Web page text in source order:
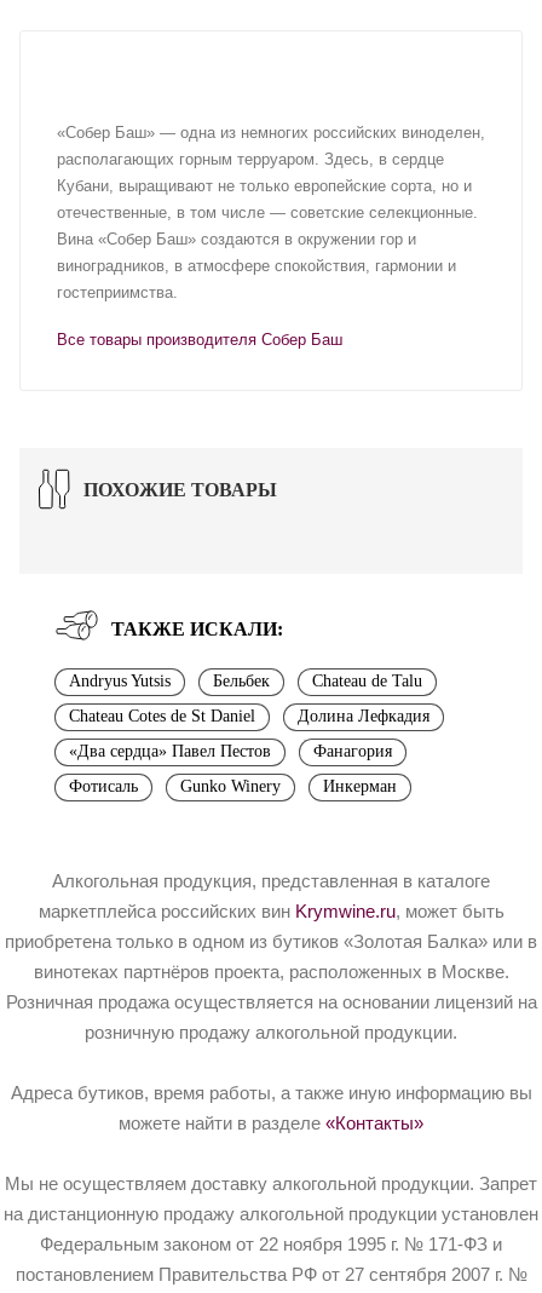
«Собер Баш» — одна из немногих российских виноделен,
располагающих горным терруаром. Здесь, в сердце
Кубани, выращивают не только европейские сорта, но и
отечественные, в том числе — советские селекционные.
Вина «Собер Баш» создаются в окружении гор и
виноградников, в атмосфере спокойствия, гармонии и
гостеприимства.
Все товары производителя Собер Баш
ПОХОЖИЕ ТОВАРЫ
ТАКЖЕ ИСКАЛИ:
Andryus Yutsis Бельбек
Chateau de Talu
Chateau Cotes de St Daniel
Долина Лефкадия
«Два сердца» Павел Пестов
Фанагория
Фотисаль
Gunko Winery Инкерман
Алкогольная продукция, представленная в каталоге
маркетплейса российских вин Krymwine.ru, может быть
приобретена только в одном из бутиков «Золотая Балка» или в
винотеках партнёров проекта, расположенных в Москве.
Розничная продажа осуществляется на основании лицензий на
розничную продажу алкогольной продукции.
Адреса бутиков, время работы, а также иную информацию вы
можете найти в разделе «Контакты»
Мы не осуществляем доставку алкогольной продукции. Запрет
на дистанционную продажу алкогольной продукции установлен
Федеральным законом от 22 ноября 1995 г. № 171-ФЗ и
постановлением Правительства РФ от 27 сентября 2007 г. №